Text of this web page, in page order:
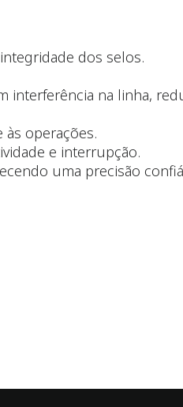
dos selos.
interferência na linha,
operações.
e interrupção.
uma precisão